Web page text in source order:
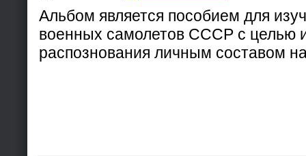
Альбом является пособием для
военных самолетов СССР с целью
распознования личным составом